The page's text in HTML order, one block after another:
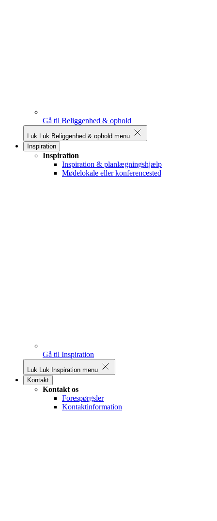
Gå til Beliggenhed & ophold
Luk Luk Beliggenhed & ophold menu
Inspiration
Inspiration
Inspiration & planlægningshjælp
Mødelokale eller konferencested
Gå til Inspiration
Luk Luk Inspiration menu
Kontakt
Kontakt os
Forespørgsler
Kontaktinformation